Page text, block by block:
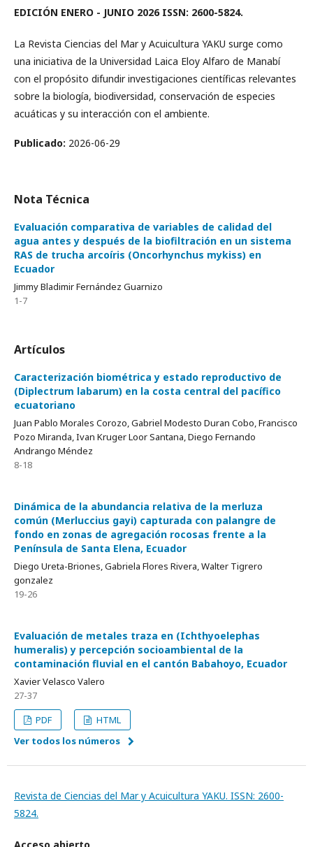
EDICIÓN ENERO - JUNIO 2026 ISSN: 2600-5824.
La Revista Ciencias del Mar y Acuicultura YAKU surge como
una iniciativa de la Universidad Laica Eloy Alfaro de Manabí
con el propósito difundir investigaciones científicas relevantes
sobre la biología, biodiversidad, conservación de especies
acuáticas y su interacción con el ambiente.
Publicado: 2026-06-29
Nota Técnica
Evaluación comparativa de variables de calidad del
agua antes y después de la biofiltración en un sistema
RAS de trucha arcoíris (Oncorhynchus mykiss) en
Ecuador
Jimmy Bladimir Fernández Guarnizo
1-7
Artículos
Caracterización biométrica y estado reproductivo de
(Diplectrum labarum) en la costa central del pacífico
ecuatoriano
Juan Pablo Morales Corozo, Gabriel Modesto Duran Cobo, Francisco
Pozo Miranda, Ivan Kruger Loor Santana, Diego Fernando
Andrango Méndez
8-18
Dinámica de la abundancia relativa de la merluza
común (Merluccius gayi) capturada con palangre de
fondo en zonas de agregación rocosas frente a la
Península de Santa Elena, Ecuador
Diego Ureta-Briones, Gabriela Flores Rivera, Walter Tigrero
gonzalez
19-26
Evaluación de metales traza en (Ichthyoelephas
humeralis) y percepción socioambiental de la
contaminación fluvial en el cantón Babahoyo, Ecuador
Xavier Velasco Valero
27-37
PDF
HTML
Ver todos los números
Revista de Ciencias del Mar y Acuicultura YAKU. ISSN: 2600-
5824.